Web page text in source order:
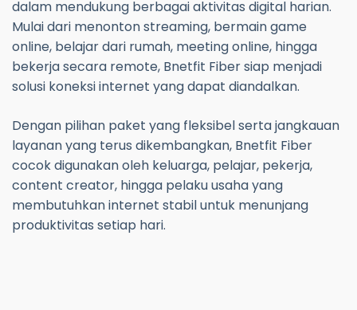
dalam mendukung berbagai aktivitas digital harian.
Mulai dari menonton streaming, bermain game
online, belajar dari rumah, meeting online, hingga
bekerja secara remote, Bnetfit Fiber siap menjadi
solusi koneksi internet yang dapat diandalkan.
Dengan pilihan paket yang fleksibel serta jangkauan
layanan yang terus dikembangkan, Bnetfit Fiber
cocok digunakan oleh keluarga, pelajar, pekerja,
content creator, hingga pelaku usaha yang
membutuhkan internet stabil untuk menunjang
produktivitas setiap hari.